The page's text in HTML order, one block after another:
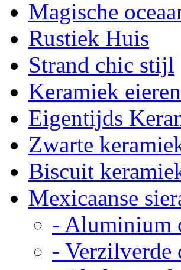
Magische
Rustiek Huis
Strand chic stijl
Keramiek eieren
Eigentijds
Zwarte
Biscuit
Mexicaanse
- Aluminium
- Verzilverde